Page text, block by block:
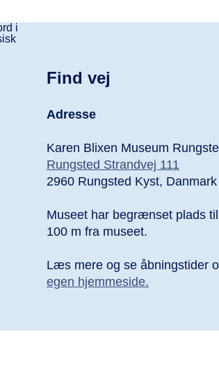
Find vej
Adresse
Karen Blixen Museum
Rungsted Strandvej 111
2960 Rungsted Kyst, Danmark
Museet har begrænset plads
100 m fra museet.
Læs mere og se åbningstider
egen hjemmeside.